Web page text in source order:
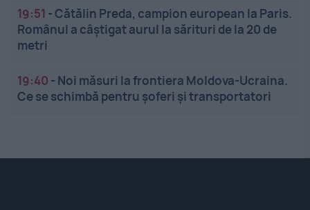
19:51 -Cătălin Preda, campion european la Paris.
Românul a câștigat aurul la sărituri de la 20 de
metri
19:40 - Noi măsuri la frontiera Moldova-Ucraina.
Ce se schimbă pentru șoferi și transportatori